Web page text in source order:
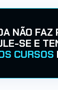
NÃO FAZ
SE E
CURSOS